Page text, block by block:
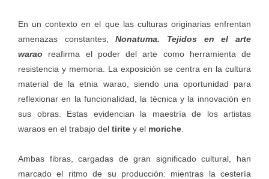
En un contexto en el que las culturas originarias enfrentan
amenazas constantes,Nonatuma. Tejidos en el arte
warao reafirma el poder del arte como herramienta de
resistencia y memoria. La exposición se centra en la cultura
material de la etnia warao, siendo una oportunidad para
reflexionar en la funcionalidad, la técnica y la innovación en
sus obras. Estas evidencian la maestría de los artistas
waraos en el trabajo del tirite y el moriche
Ambas fibras, cargadas de gran significado cultural, han
marcado el ritmo de su producción: mientras la cestería